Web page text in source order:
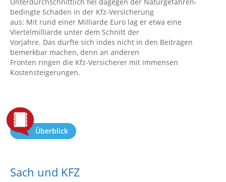
bedingte Schaden in der Kfz-Versicherung
aus: Mit rund einer Milliarde Euro lag er etwa eine
Viertelmilliarde unter dem Schnitt der
Vorjahre. Das dürfte sich indes nicht in den Beiträgen
bemerkbar machen, denn an anderen
Fronten ringen die Kfz-Versicherer mit immensen
Kostensteigerungen.
Überblick
Sach und KFZ